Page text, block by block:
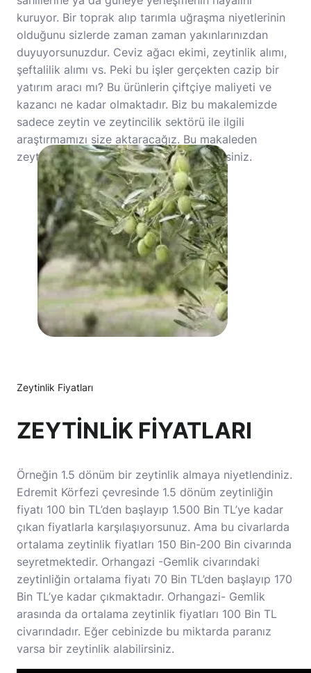
kuruyor. Bir toprak alıp tarımla uğraşma niyetlerinin
olduğunu sizlerde zaman zaman yakınlarınızdan
duyuyorsunuzdur. Ceviz ağacı ekimi, zeytinlik alımı,
şeftalilik alımı vs. Peki bu işler gerçekten cazip bir
yatırım aracı mı? Bu ürünlerin çiftçiye maliyeti ve
kazancı ne kadar olmaktadır. Biz bu makalemizde
sadece zeytin ve zeytincilik sektörü ile ilgili
araştırmamızı size aktaracağız. Bu makaleden
zeytincilik hakkında ayrıntılı bilgi alabilirsiniz.
Zeytinlik Fiyatları
ZEYTİNLİK FİYATLARI
Örneğin 1.5 dönüm bir zeytinlik almaya niyetlendiniz.
Edremit Körfezi çevresinde 1.5 dönüm zeytinliğin
fiyatı 100 bin TL’den başlayıp 1.500 Bin TL’ye kadar
çıkan fiyatlarla karşılaşıyorsunuz. Ama bu civarlarda
ortalama zeytinlik fiyatları 150 Bin-200 Bin civarında
seyretmektedir. Orhangazi -Gemlik civarındaki
zeytinliğin ortalama fiyatı 70 Bin TL’den başlayıp 170
Bin TL’ye kadar çıkmaktadır. Orhangazi- Gemlik
arasında da ortalama zeytinlik fiyatları 100 Bin TL
civarındadır. Eğer cebinizde bu miktarda paranız
varsa bir zeytinlik alabilirsiniz.